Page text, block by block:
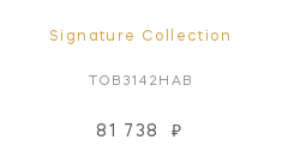
Signature Collection
TOB3142HAB
81 738 ₽